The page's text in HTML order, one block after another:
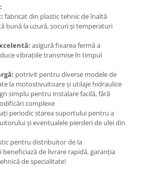
fabricat din plastic tehnic de înaltă
bună la uzură, șocuri și temperaturi
asigură fixarea fermă a
vibrațiile transmise în timpul
potrivit pentru diverse modele de
la motostivuitoare și utilaje hidraulice
simplu pentru instalare facilă, fără
complexe
periodic starea suportului pentru a
și eventualele pierderi de ulei din
pentru distribuitor de la
beneficiază de livrare rapidă, garanția
de specialitate!